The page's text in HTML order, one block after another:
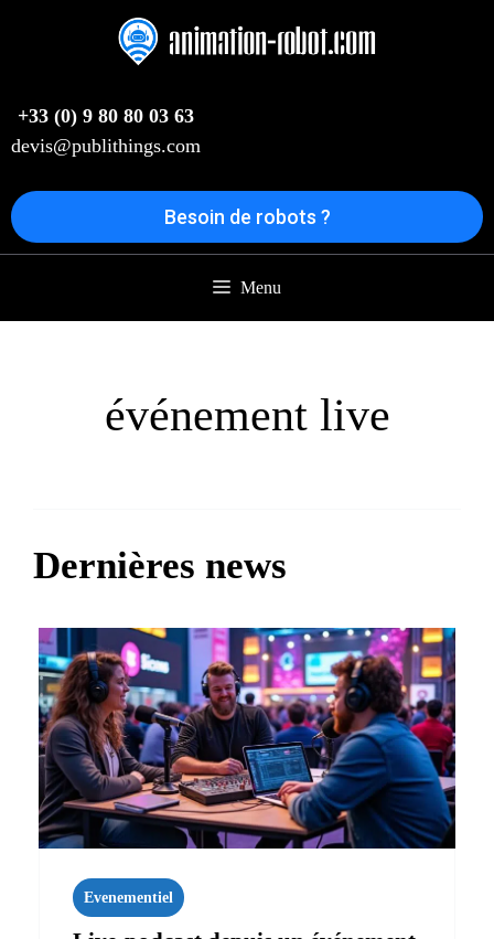
+33 (0) 9 80 80 03 63
devis@publithings.com
Besoin de robots ?
Menu
événement live
Dernières news
Evenementiel